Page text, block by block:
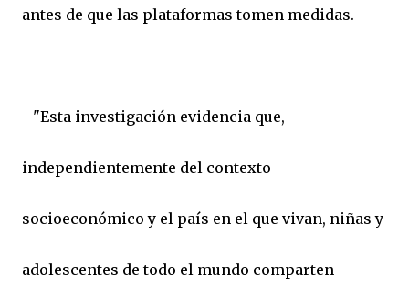
antes de que las plataformas tomen medidas.
"Esta investigación evidencia que,
independientemente del contexto
socioeconómico y el país en el que vivan, niñas y
adolescentes de todo el mundo comparten